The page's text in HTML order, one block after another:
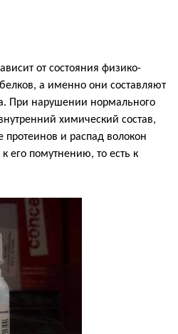
от состояния физико-
а именно они составляют
При нарушении нормального
химический состав,
и распад волокон
его помутнению, то есть к